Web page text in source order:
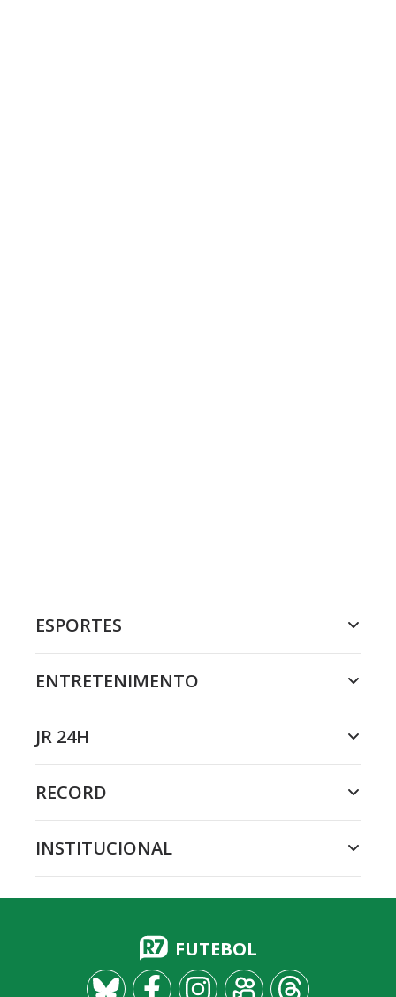
ESPORTES
ENTRETENIMENTO
JR 24H
RECORD
INSTITUCIONAL
FUTEBOL